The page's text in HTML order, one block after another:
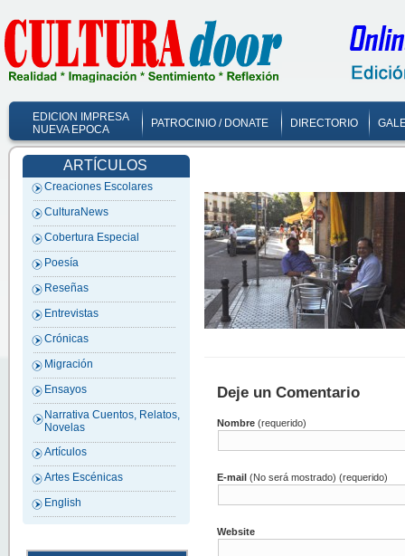
EDICION IMPRESA
NUEVA EPOCA
PATROCINIO / DONATE DIRECTORIO
ARTÍCULOS
Creaciones Escolares
CulturaNews
Cobertura Especial
Poesía
Reseñas
Entrevistas
Crónicas
Migración
Ensayos
Narrativa Cuentos, Relatos,
Novelas
Artículos
Artes Escénicas
English
Deje un Comentario
Nombre (requerido)
E-mail (No será mostrado) (requerido)
Website